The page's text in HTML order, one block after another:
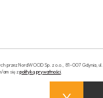
przez NordWOOD Sp. z o.o., 81-007 Gdynia, ul.
am się zpolityką prywatności.